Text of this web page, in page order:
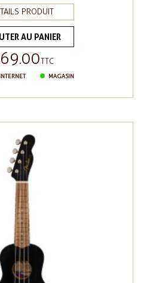
PRODUIT
AU PANIER
TTC
MAGASIN